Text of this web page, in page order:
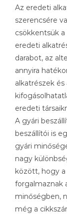
Az eredeti
szerencsére
csökkentsük a
eredeti
darabot, az
annyira
alkatrészek
eredeti
A gyári
beszállítói is
gyári
nagy
között, hogy a
forgalmaznak
minőségben,
még a